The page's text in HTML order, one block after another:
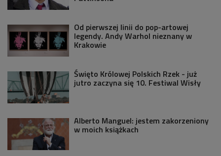
Od pierwszej linii do pop-artowej
legendy. Andy Warhol nieznany w
Krakowie
Święto Królowej Polskich Rzek - już
jutro zaczyna się 10. Festiwal Wisły
Alberto Manguel: jestem zakorzeniony
w moich książkach